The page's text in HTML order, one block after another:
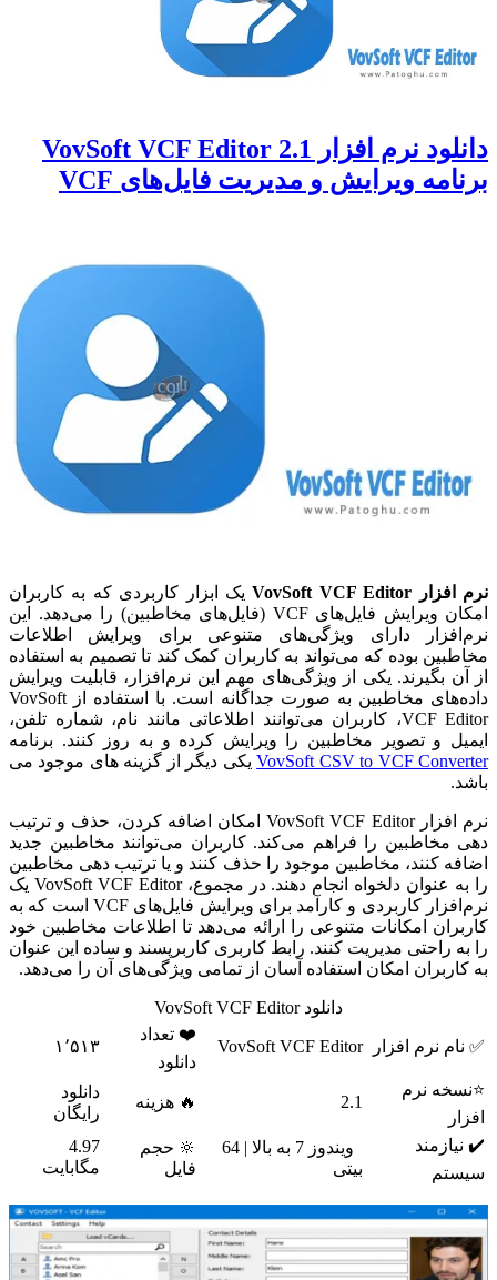
دانلود نرم افزار VovSoft VCF Editor 2.1
برنامه ویرایش و مدیریت فایل‌های VCF
نرم افزار VovSoft VCF Editor
یک ابزار کاربردی که به کاربران
امکان ویرایش فایل‌های VCF (فایل‌های مخاطبین) را می‌دهد. این
نرم‌افزار دارای ویژگی‌های متنوعی برای ویرایش اطلاعات
مخاطبین بوده که می‌تواند به کاربران کمک کند تا تصمیم به استفاده
از آن بگیرند. یکی از ویژگی‌های مهم این نرم‌افزار، قابلیت ویرایش
داده‌های مخاطبین به صورت جداگانه است. با استفاده از VovSoft
VCF Editor، کاربران می‌توانند اطلاعاتی مانند نام، شماره تلفن،
ایمیل و تصویر مخاطبین را ویرایش کرده و به روز کنند. برنامه
VovSoft CSV to VCF Converterیکی دیگر از گزینه های موجود می
باشد.
نرم افزار VovSoft VCF Editor امکان اضافه کردن، حذف و ترتیب
دهی مخاطبین را فراهم می‌کند. کاربران می‌توانند مخاطبین جدید
اضافه کنند، مخاطبین موجود را حذف کنند و یا ترتیب دهی مخاطبین
را به عنوان دلخواه انجام دهند. در مجموع، VovSoft VCF Editor یک
نرم‌افزار کاربردی و کارآمد برای ویرایش فایل‌های VCF است که به
کاربران امکانات متنوعی را ارائه می‌دهد تا اطلاعات مخاطبین خود
را به راحتی مدیریت کنند. رابط کاربری کاربرپسند و ساده این عنوان
به کاربران امکان استفاده آسان از تمامی ویژگی‌های آن را می‌دهد.
دانلود VovSoft VCF Editor
✅ نام نرم افزار VovSoft VCF Editor
❤️ تعداد
دانلود
۱٬۵۱۳
⭐نسخه نرم
افزار
2.1 🔥 هزینه
دانلود
رایگان
✔️ نیازمند
سیستم
ویندوز 7 به بالا | 64
بیتی
🔆 حجم
فایل
4.97
مگابایت